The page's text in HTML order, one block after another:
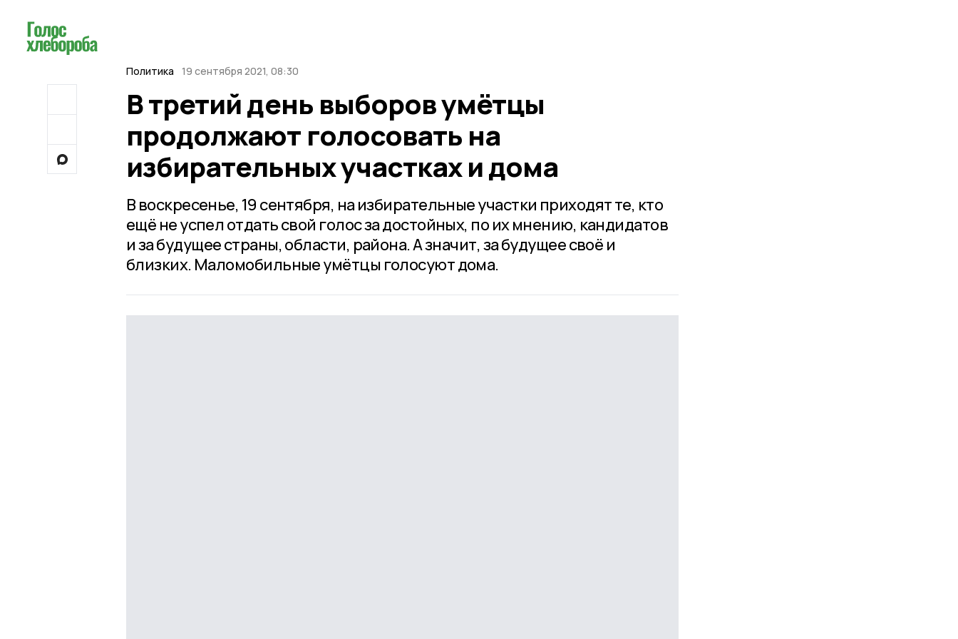
Политика 19 сентября 2021, 08:30
В третий день выборов умётцы
продолжают голосовать на
избирательных участках и дома
В воскресенье, 19 сентября, на избирательные участки приходят те, кто
ещё не успел отдать свой голос за достойных, по их мнению, кандидатов
и за будущее страны, области, района. А значит, за будущее своё и
близких. Маломобильные умётцы голосуют дома.